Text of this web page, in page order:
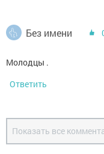
Без имени
Молодцы .
Ответить
Показать все